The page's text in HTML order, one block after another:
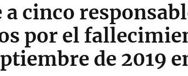
cinco
por el
de 2019